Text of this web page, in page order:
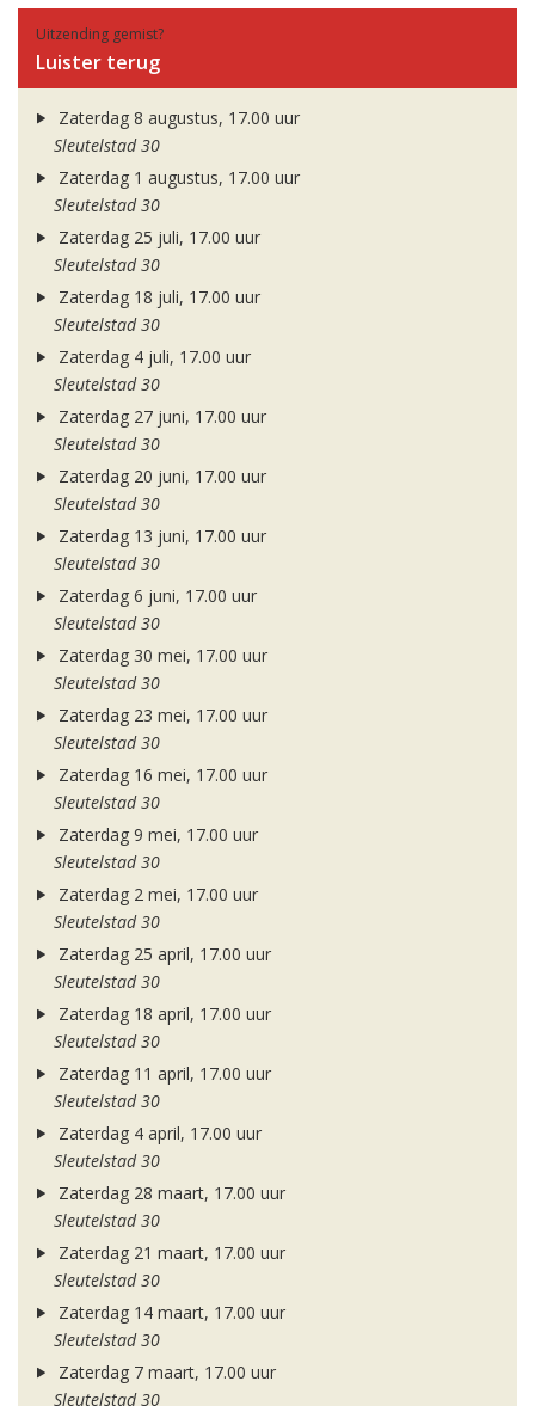
Uitzending gemist?
Luister terug
Zaterdag 8 augustus, 17.00 uur
Sleutelstad 30
Zaterdag 1 augustus, 17.00 uur
Sleutelstad 30
Zaterdag 25 juli, 17.00 uur
Sleutelstad 30
Zaterdag 18 juli, 17.00 uur
Sleutelstad 30
Zaterdag 4 juli, 17.00 uur
Sleutelstad 30
Zaterdag 27 juni, 17.00 uur
Sleutelstad 30
Zaterdag 20 juni, 17.00 uur
Sleutelstad 30
Zaterdag 13 juni, 17.00 uur
Sleutelstad 30
Zaterdag 6 juni, 17.00 uur
Sleutelstad 30
Zaterdag 30 mei, 17.00 uur
Sleutelstad 30
Zaterdag 23 mei, 17.00 uur
Sleutelstad 30
Zaterdag 16 mei, 17.00 uur
Sleutelstad 30
Zaterdag 9 mei, 17.00 uur
Sleutelstad 30
Zaterdag 2 mei, 17.00 uur
Sleutelstad 30
Zaterdag 25 april, 17.00 uur
Sleutelstad 30
Zaterdag 18 april, 17.00 uur
Sleutelstad 30
Zaterdag 11 april, 17.00 uur
Sleutelstad 30
Zaterdag 4 april, 17.00 uur
Sleutelstad 30
Zaterdag 28 maart, 17.00 uur
Sleutelstad 30
Zaterdag 21 maart, 17.00 uur
Sleutelstad 30
Zaterdag 14 maart, 17.00 uur
Sleutelstad 30
Zaterdag 7 maart, 17.00 uur
Sleutelstad 30